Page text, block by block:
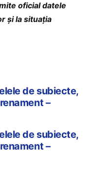
oficial datele
și la situația
de subiecte,
–
de subiecte,
–